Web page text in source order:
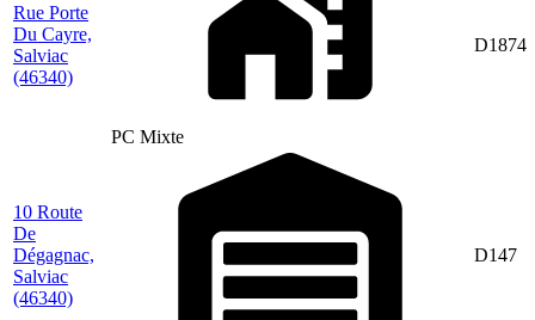
Rue Porte
Du Cayre,
Salviac
(46340)
PC Mixte
D1874
10 Route
De
Dégagnac,
Salviac
(46340)
D147